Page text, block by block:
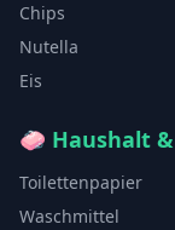
Chips
Nutella
Eis
🧼 Haushalt
Toilettenpapier
Waschmittel